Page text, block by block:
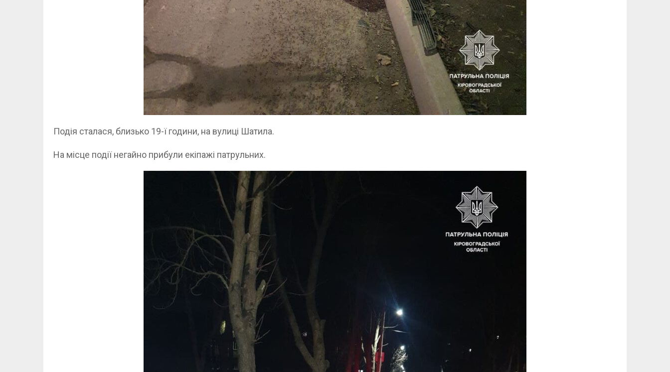
Подія сталася, близько 19-ї години, на вулиці Шатила.
На місце події негайно прибули екіпажі патрульних.